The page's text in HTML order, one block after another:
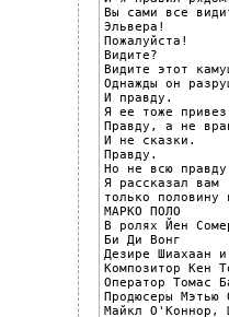
Вы сами все
Эльвера!
Пожалуйста!
Видите?
Видите этот
Однажды он
И правду.
Я ее тоже
Правду, а не
И не сказки.
Правду.
Но не всю
Я рассказал вам
только
МАРКО ПОЛО
В ролях Йен
Би Ди Вонг
Дезире Шиахаан
Композитор Кен
Оператор Томас
Продюсеры
Майкл О'Коннор,